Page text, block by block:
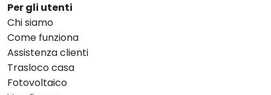
Per gli utenti
Chi siamo
Come funziona
Assistenza clienti
Trasloco casa
Fotovoltaico